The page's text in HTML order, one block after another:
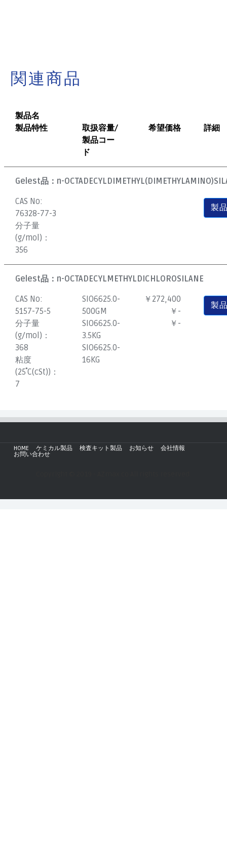
関連商品
製品名
製品特性
取扱容量/
製品コー
ド
希望価格 詳細
Gelest品： n-
CAS No:
76328-77-3
分子量
(g/mol)：
356
製
Gelest品： n-OCTADECYLMETHYLDICHLOROSILANE
CAS No:
5157-75-5
分子量
(g/mol)：
368
粘度
(25˚C(cSt))：
7
SIO6625.0-
500GM
SIO6625.0-
3.5KG
SIO6625.0-
16KG
￥272,400
￥-
￥-
製
HOME ケミカル製品 検査キット製品 お知らせ
会社情報
お問い合わせ